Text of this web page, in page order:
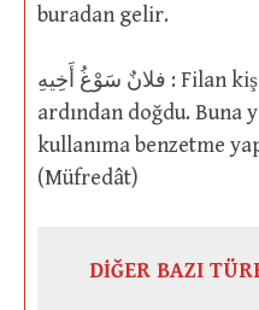
buradan gelir.
فلانٌ سَوْغُ أَخِيهِ : Filan kişi kardeşinin hemen
ardından doğdu.
kullanıma benzetme
(Müfredât)
DİĞER BAZI